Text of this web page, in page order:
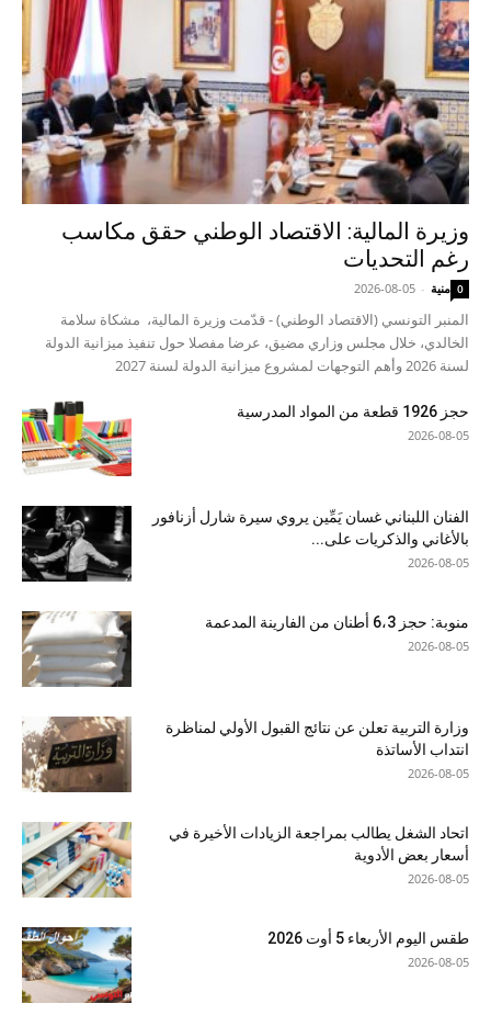
وزيرة المالية: الاقتصاد الوطني حقق مكاسب
رغم التحديات
منية -
2026-08-05 0
المنبر التونسي (الاقتصاد الوطني) - قدّمت وزيرة المالية، مشكاة سلامة
الخالدي، خلال مجلس وزاري مضيق، عرضا مفصلا حول تنفيذ ميزانية الدولة
لسنة 2026 وأهم التوجهات لمشروع ميزانية الدولة لسنة 2027
حجز 1926 قطعة من المواد المدرسية
2026-08-05
الفنان اللبناني غسان يَمِّين يروي سيرة شارل أزنافور
بالأغاني والذكريات على...
2026-08-05
منوبة: حجز 6،3 أطنان من الفارينة المدعمة
2026-08-05
وزارة التربية تعلن عن نتائج القبول الأولي لمناظرة
انتداب الأساتذة
2026-08-05
اتحاد الشغل يطالب بمراجعة الزيادات الأخيرة في
أسعار بعض الأدوية
2026-08-05
طقس اليوم الأربعاء 5 أوت 2026
2026-08-05